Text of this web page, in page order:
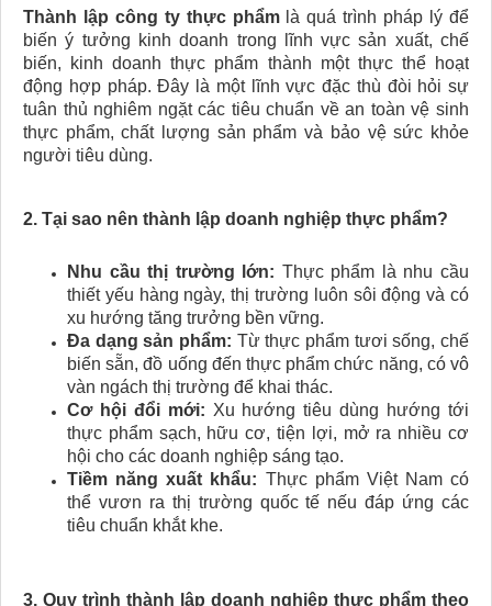
Thành lập công ty thực phẩmlà quá trình pháp lý để
biến ý tưởng kinh doanh trong lĩnh vực sản xuất, chế
biến, kinh doanh thực phẩm thành một thực thể hoạt
động hợp pháp. Đây là một lĩnh vực đặc thù đòi hỏi sự
tuân thủ nghiêm ngặt các tiêu chuẩn về an toàn vệ sinh
thực phẩm, chất lượng sản phẩm và bảo vệ sức khỏe
người tiêu dùng.
2. Tại sao nên thành lập doanh nghiệp thực phẩm?
Nhu cầu thị trường lớn: Thực phẩm là nhu cầu
thiết yếu hàng ngày, thị trường luôn sôi động và có
xu hướng tăng trưởng bền vững.
Đa dạng sản phẩm: Từ thực phẩm tươi sống, chế
biến sẵn, đồ uống đến thực phẩm chức năng, có vô
vàn ngách thị trường để khai thác.
Cơ hội đổi mới: Xu hướng tiêu dùng hướng tới
thực phẩm sạch, hữu cơ, tiện lợi, mở ra nhiều cơ
hội cho các doanh nghiệp sáng tạo.
Tiềm năng xuất khẩu: Thực phẩm Việt Nam có
thể vươn ra thị trường quốc tế nếu đáp ứng các
tiêu chuẩn khắt khe.
3. Quy trình thành lập doanh nghiệp thực phẩm theo